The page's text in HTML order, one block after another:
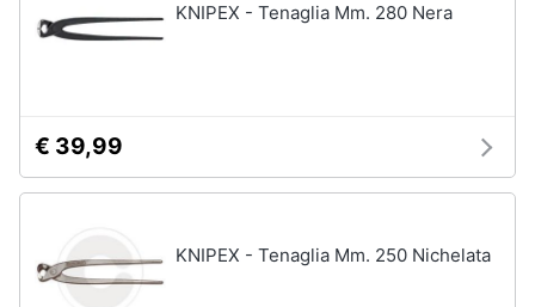
KNIPEX - Tenaglia Mm. 280 Nera
€ 39,99
KNIPEX - Tenaglia Mm. 250 Nichelata